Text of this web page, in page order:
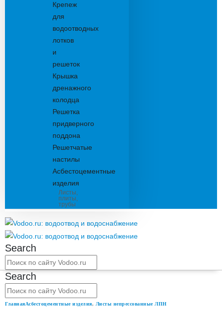
Крепеж
для
водоотводных
лотков
и
решеток
Крышка
дренажного
колодца
Решетка
придверного
поддона
Решетчатые
настилы
Асбестоцементные
изделия
Листы,
плиты,
трубы
Search
Search
ГлавнаяАсбестоцементные изделия, Листы непрессованные ЛПН